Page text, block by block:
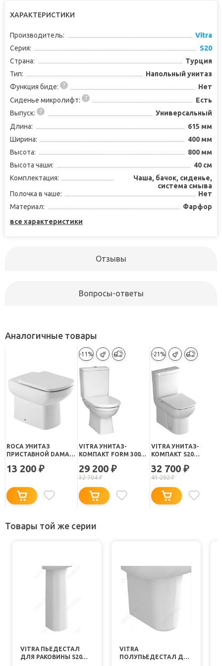
ХАРАКТЕРИСТИКИ
Производитель:
Vitra
Серия:
S20
Страна:
Турция
Тип:
Напольный унитаз
Функция биде:
Нет
Сиденье микролифт:
Есть
Выпуск:
Универсальный
Длина:
615 мм
Ширина:
400 мм
Высота:
800 мм
Высота чаши:
40 см
Комплектация:
Чаша, бачок, сиденье,
система смыва
Полочка в чаше:
Нет
Материал:
Фарфор
все характеристики
Отзывы
Вопросы-ответы
Аналогичные товары
ROCA УНИТАЗ
ПРИСТАВНОЙ DAMA
347517000
13 200 ₽
-11%
VITRA УНИТАЗ-
КОМПАКТ FORM 300
МИКРОЛИФТОМ
29 200 ₽
32 704₽
-21%
VITRA УНИТАЗ-
КОМПАКТ S20
32 700 ₽
41 202₽
Товары той же серии
VITRA ПЬЕДЕСТАЛ
ДЛЯ РАКОВИНЫ S20
VITRA
ПОЛУПЬЕДЕСТАЛ ДЛЯ